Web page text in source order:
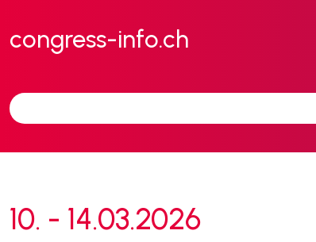
congress-info.ch
10. - 14.03.2026